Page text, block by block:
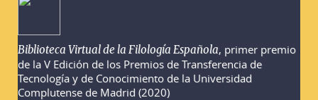
Biblioteca Virtual de la Filología Española, primer premio
de la V Edición de los Premios de Transferencia de
Tecnología y de Conocimiento de la Universidad
Complutense de Madrid (2020)